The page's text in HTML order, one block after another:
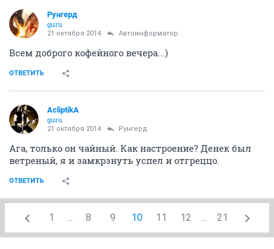
Рунгерд
guru
21 октября 2014 Автоинформатор
Всем доброго кофейного вечера...)
ОТВЕТИТЬ
AcliptikA
guru
21 октября 2014 Рунгерд
Ага, только он чайный. Как настроение? Денек был
ветреный, я и замкрзнуть успел и отгреццо.
ОТВЕТИТЬ
1 ... 8 9 10 11 12 ... 21